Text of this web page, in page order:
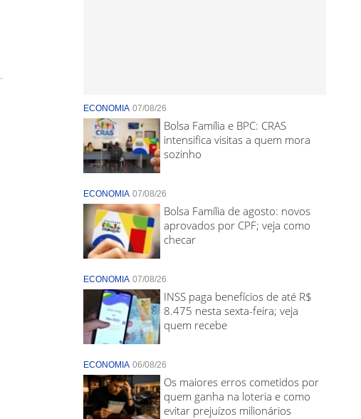
ECONOMIA 07/08/26
Bolsa Família e BPC: CRAS
intensifica visitas a quem mora
sozinho
ECONOMIA 07/08/26
Bolsa Família de agosto: novos
aprovados por CPF; veja como
checar
ECONOMIA 07/08/26
INSS paga benefícios de até R$
8.475 nesta sexta-feira; veja
quem recebe
ECONOMIA 06/08/26
Os maiores erros cometidos por
quem ganha na loteria e como
evitar prejuízos milionários